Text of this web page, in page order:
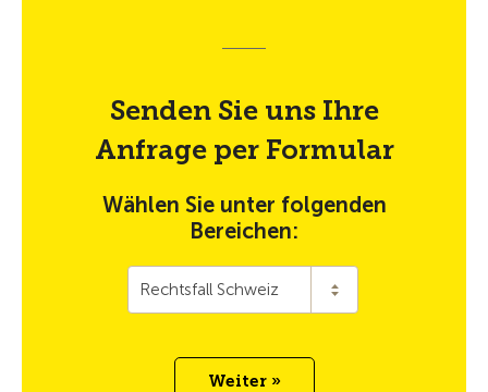
Senden Sie uns Ihre
Anfrage per Formular
Wählen Sie unter folgenden
Bereichen:
Rechtsfall Schweiz
Weiter »